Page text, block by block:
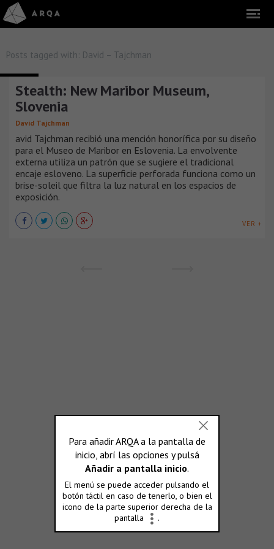
Posts tagged with: David – Tajchman
Stealth: New Maribor Museum,
Slovenia
David Tajchman
avid Tajchman recibió una mención honorífica por su diseño
para el Museo de Maribor en Eslovenia. La envolvente
externa utiliza un patrón que se sugiere el tradicional
encaje esloveno. La superficie perforada funciona como un
brise-soleil que filtra la luz natural en los espacios de
exposición.
VER +